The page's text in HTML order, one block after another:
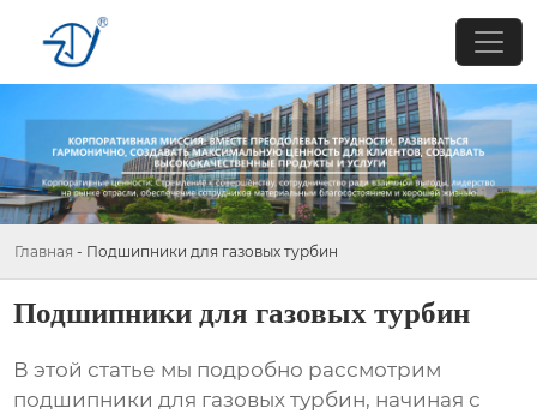
Главная - Подшипники для газовых турбин
Подшипники для газовых турбин
В этой статье мы подробно рассмотрим
подшипники для газовых турбин, начиная с